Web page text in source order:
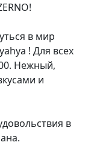
в мир
! Для всех
Нежный,
и
в